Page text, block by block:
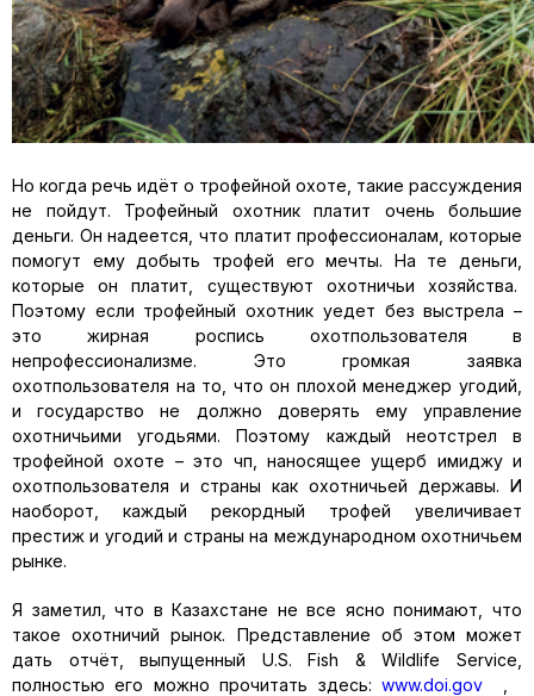
Но когда речь идёт о трофейной охоте, такие рассуждения
не пойдут. Трофейный охотник платит очень большие
деньги. Он надеется, что платит профессионалам, которые
помогут ему добыть трофей его мечты. На те деньги,
которые он платит, существуют охотничьи хозяйства.
Поэтому если трофейный охотник уедет без выстрела –
это жирная роспись охотпользователя в
непрофессионализме. Это громкая заявка
охотпользователя на то, что он плохой менеджер угодий,
и государство не должно доверять ему управление
охотничьими угодьями. Поэтому каждый неотстрел в
трофейной охоте – это чп, наносящее ущерб имиджу и
охотпользователя и страны как охотничьей державы. И
наоборот, каждый рекордный трофей увеличивает
престиж и угодий и страны на международном охотничьем
рынке.
Я заметил, что в Казахстане не все ясно понимают, что
такое охотничий рынок. Представление об этом может
дать отчёт, выпущенный U.S. Fish & Wildlife Service,
полностью его можно прочитать здесь: www.doi.gov,